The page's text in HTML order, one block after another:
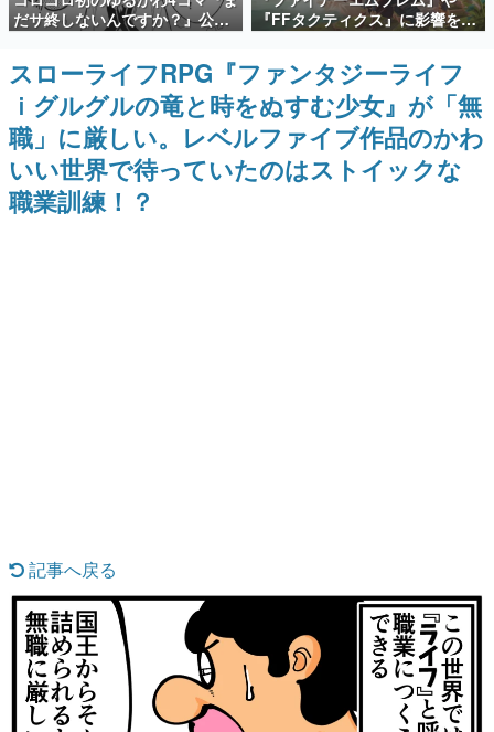
これからのデジタルゲーム市場を担う若きクリエイター達
の姿を追い、彼らのルーツと情熱を探っていきます。
ゲーム世代の作家たち
ゲームに多大な影響を受けた作家さんに取材し、ゲームが
日本のコンテンツ産業やカルチャーに与えた影響を探る企
画です。
日本モバイルゲーム産業史
日本のモバイルゲーム史における主要なトピック・タイト
ルを網羅するほか、開発者へのインタビューや識者による
特集記事
マンガ
女性向け
アプリレビュー
だサ終しないんですか？』公開
スタート。主人公は新入社員の
侘石ダイヤ、ゲーム会社を舞台
にトラブルへ対応する社員たち
を描く
『FFタクティクス』に影響を受
けた新作戦略RPG『Beaten
Path』2027年に発売へ。
PC（Steam）、PS5、Xbox、
Switch向けにリリース予定
スローライフRPG『ファンタジーライフ
ｉグルグルの竜と時をぬすむ少女』が「無
職」に厳しい。レベルファイブ作品のかわ
いい世界で待っていたのはストイックな
職業訓練！？
記事へ戻る